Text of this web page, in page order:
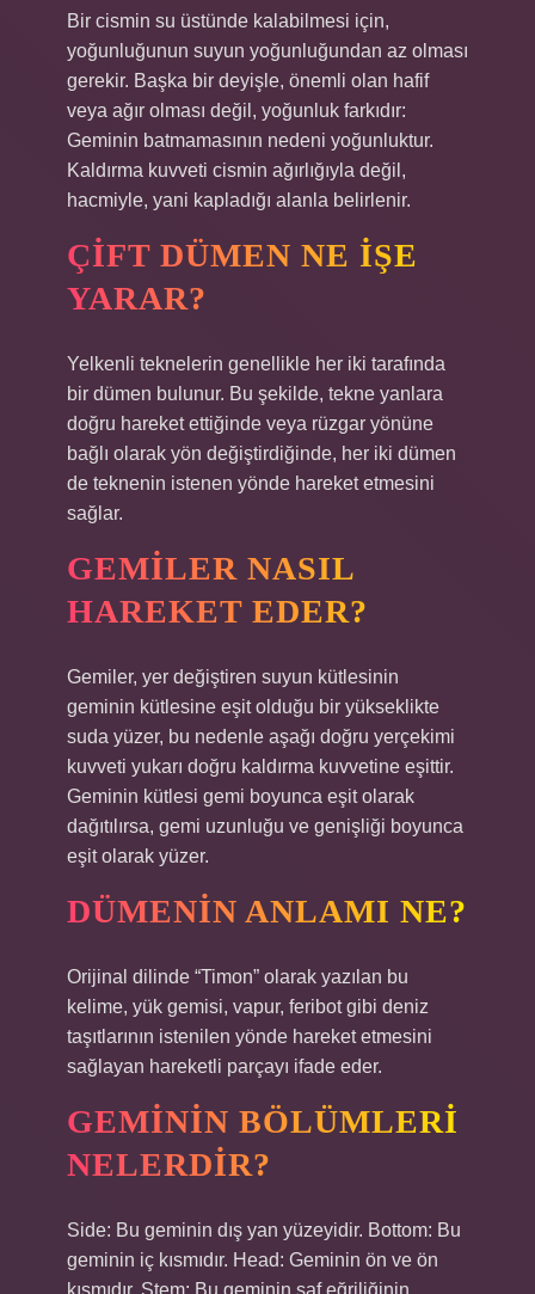
Bir cismin su üstünde kalabilmesi için,
yoğunluğunun suyun yoğunluğundan az olması
gerekir. Başka bir deyişle, önemli olan hafif
veya ağır olması değil, yoğunluk farkıdır:
Geminin batmamasının nedeni yoğunluktur.
Kaldırma kuvveti cismin ağırlığıyla değil,
hacmiyle, yani kapladığı alanla belirlenir.
ÇIFT DÜMEN NE IŞE
YARAR?
Yelkenli teknelerin genellikle her iki tarafında
bir dümen bulunur. Bu şekilde, tekne yanlara
doğru hareket ettiğinde veya rüzgar yönüne
bağlı olarak yön değiştirdiğinde, her iki dümen
de teknenin istenen yönde hareket etmesini
sağlar.
GEMILER NASIL
HAREKET EDER?
Gemiler, yer değiştiren suyun kütlesinin
geminin kütlesine eşit olduğu bir yükseklikte
suda yüzer, bu nedenle aşağı doğru yerçekimi
kuvveti yukarı doğru kaldırma kuvvetine eşittir.
Geminin kütlesi gemi boyunca eşit olarak
dağıtılırsa, gemi uzunluğu ve genişliği boyunca
eşit olarak yüzer.
DÜMENIN ANLAMI NE?
Orijinal dilinde “Timon” olarak yazılan bu
kelime, yük gemisi, vapur, feribot gibi deniz
taşıtlarının istenilen yönde hareket etmesini
sağlayan hareketli parçayı ifade eder.
GEMININ BÖLÜMLERI
NELERDIR?
Side: Bu geminin dış yan yüzeyidir. Bottom: Bu
geminin iç kısmıdır. Head: Geminin ön ve ön
kısmıdır. Stem: Bu geminin saf eğriliğinin